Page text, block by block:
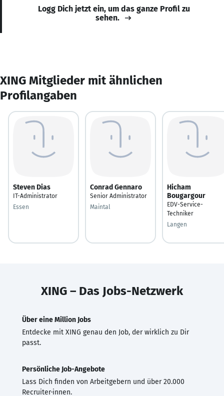
Logg Dich jetzt ein, um das ganze Profil zu
sehen.
XING Mitglieder mit ähnlichen
Profilangaben
Steven Dias
IT-Administrator
Essen
Conrad Gennaro
Senior Administrator
Maintal
Hicham
Bougargour
EDV-Service-
Techniker
Langen
XING – Das Jobs-Netzwerk
Über eine Million Jobs
Entdecke mit XING genau den Job, der wirklich zu Dir
passt.
Persönliche Job-Angebote
Lass Dich finden von Arbeitgebern und über 20.000
Recruiter·innen.